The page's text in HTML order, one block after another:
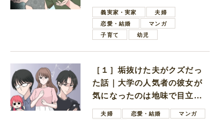
しいと言ってきた
義実家・実家
夫婦
恋愛・結婚
マンガ
子育て
幼児
［１］垢抜けた夫がクズだっ
た話｜大学の人気者の彼女が
気になったのは地味で目立た
ない男子学生
夫婦 恋愛・結婚
マンガ